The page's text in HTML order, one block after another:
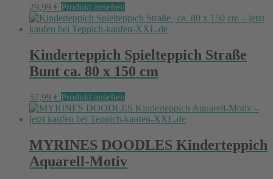
29,99 € Produkt ansehen
Kinderteppich Spielteppich Straße
Bunt ca. 80 x 150 cm
57,99 € Produkt ansehen
MYRINES DOODLES Kinderteppich
Aquarell-Motiv